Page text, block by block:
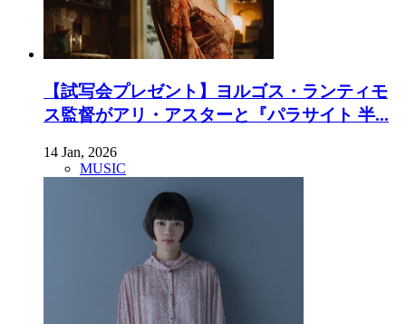
【試写会プレゼント】ヨルゴス・ランティモ
ス監督がアリ・アスターと『パラサイト 半...
14 Jan, 2026
MUSIC